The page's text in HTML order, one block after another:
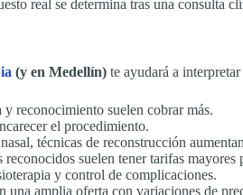
real se determina tras una consulta
(y en Medellín) te ayudará a
reconocimiento suelen cobrar más.
el procedimiento.
técnicas de reconstrucción
suelen tener tarifas mayores
y control de complicaciones.
una amplia oferta con variaciones de